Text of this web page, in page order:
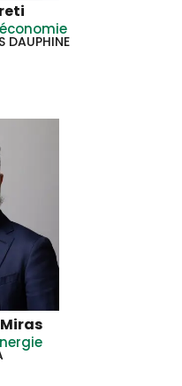
DAUPHINE